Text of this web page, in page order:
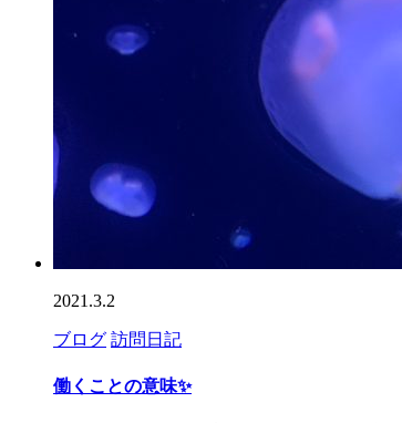
2021.3.2
ブログ 訪問日記
働くことの意味✨